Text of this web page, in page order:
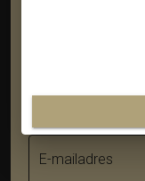
E-mailadres